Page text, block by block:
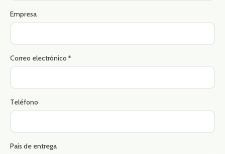
Empresa
Correo electrónico*
Teléfono
País de entrega